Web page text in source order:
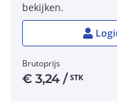
bekijken.
Brutoprijs
€3,24 / STK